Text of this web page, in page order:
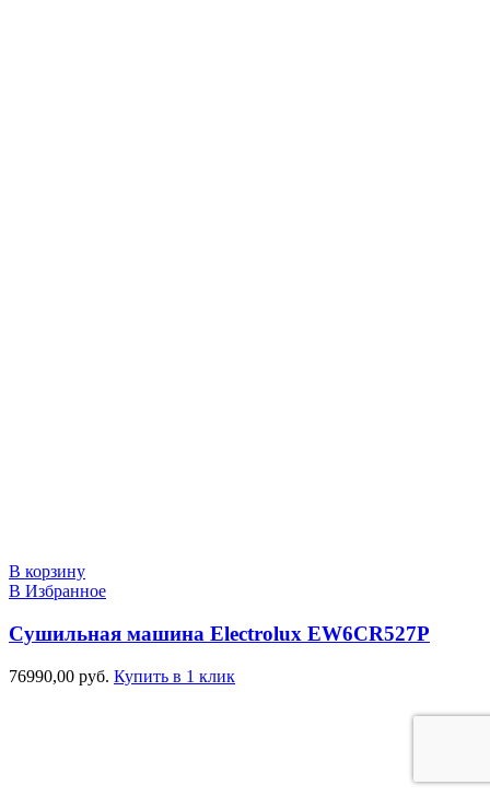
В корзину
В Избранное
Сушильная машина Electrolux EW6CR527P
76990,00 руб. Купить в 1 клик